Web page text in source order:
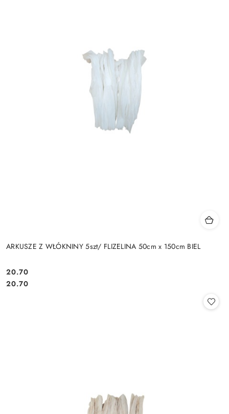
ARKUSZE Z WŁÓKNINY 5szt/ FLIZELINA 50cm x 150cm BIEL
Cena:
20.70
Cena:
20.70